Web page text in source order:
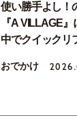
使い勝手よし！
『A VILLAGE
中でクイックリ
おでかけ